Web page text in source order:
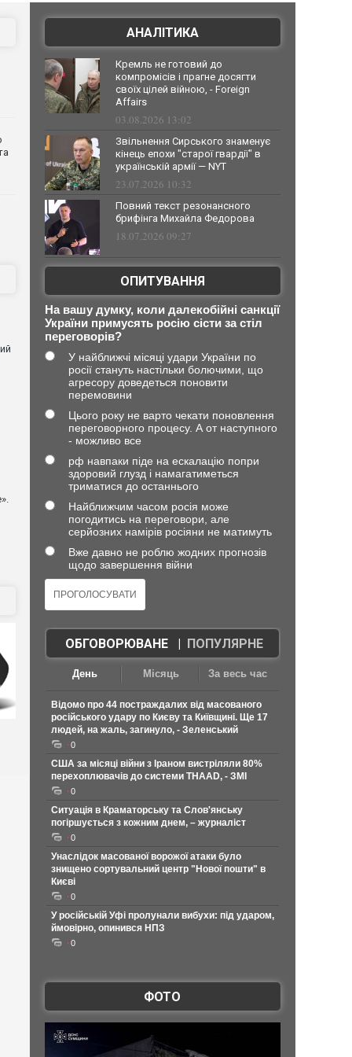
АНАЛІТИКА
Кремль не готовий до
компромісів і прагне досягти
своїх цілей війною, - Foreign
Affairs
03.08.2026 13:02
Звільнення Сирського знаменує
кінець епохи "старої гвардії" в
українській армії — NYT
23.07.2026 10:32
Повний текст резонансного
брифінга Михайла Федорова
18.07.2026 09:27
ОПИТУВАННЯ
На вашу думку, коли далекобійні санкції
України примусять росію сісти за стіл
переговорів?
У найближчі місяці удари України по
росії стануть настільки болючими, що
агресору доведеться поновити
перемовини
Цього року не варто чекати поновлення
переговорного процесу. А от наступного
- можливо все
рф навпаки піде на ескалацію попри
здоровий глузд і намагатиметься
триматися до останнього
Найближчим часом росія може
погодитись на переговори, але
серйозних намірів росіяни не матимуть
Вже давно не роблю жодних прогнозів
щодо завершення війни
ОБГОВОРЮВАНЕ| ПОПУЛЯРНЕ
День Місяць За весь час
Відомо про 44 постраждалих від масованого
російського удару по Києву та Київщині. Ще 17
людей, на жаль, загинуло, - Зеленський
0
США за місяці війни з Іраном вистріляли 80%
перехоплювачів до системи THAAD, - ЗМІ
0
Ситуація в Краматорську та Слов'янську
погіршується з кожним днем, – журналіст
0
Унаслідок масованої ворожої атаки було
знищено сортувальний центр "Нової пошти" в
Києві
0
У російській Уфі пролунали вибухи: під ударом,
ймовірно, опинився НПЗ
0
ФОТО